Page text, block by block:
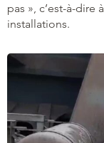
pas », c’est-à-dire
installations.